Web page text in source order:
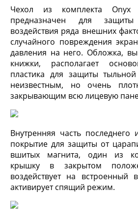
Чехол из комплекта
предназначен для
воздействия ряда внешних
случайного повреждения
давления на него. Обложка,
книжки, располагает
пластика для защиты
неизвестным, но очень
закрывающим всю лицевую
Внутренняя часть последнего
покрытие для защиты от
вшитых магнита, один из
крышку в закрытом
воздействует на
активирует спящий режим.